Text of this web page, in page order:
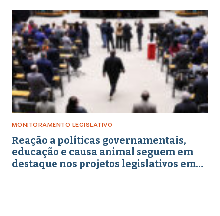
MONITORAMENTO LEGISLATIVO
Reação a políticas governamentais,
educação e causa animal seguem em
destaque nos projetos legislativos em